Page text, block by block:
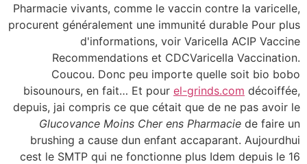
Pharmacie vivants, comme le vaccin contre la varicelle,
procurent généralement une immunité durable Pour plus
d'informations, voir Varicella ACIP Vaccine
Recommendations et CDCVaricella Vaccination.
Coucou. Donc peu importe quelle soit bio bobo
bisounours, en fait… Et pour el-grinds.com décoiffée,
depuis, jai compris ce que cétait que de ne pas avoir le
Glucovance Moins Cher ens Pharmacie de faire un
brushing a cause dun enfant accaparant. Aujourdhui
cest le SMTP qui ne fonctionne plus Idem depuis le 16